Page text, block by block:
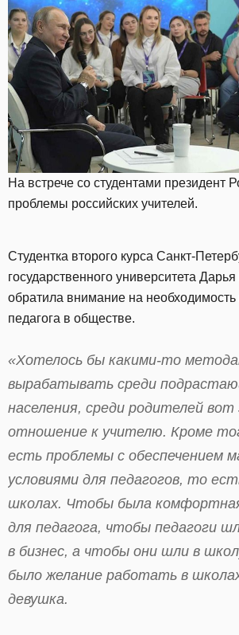
На встрече со студентами президент
проблемы российских учителей.
Студентка второго курса Санкт-
государственного университета
обратила внимание на
педагога в обществе.
«Хотелось бы какими-то
вырабатывать среди
населения, среди родителей
отношение к учителю. Кроме
есть проблемы с обеспечением
условиями для педагогов, то
школах. Чтобы была
для педагога, чтобы педагоги
в бизнес, а чтобы они шли в
было желание работать в
девушка.